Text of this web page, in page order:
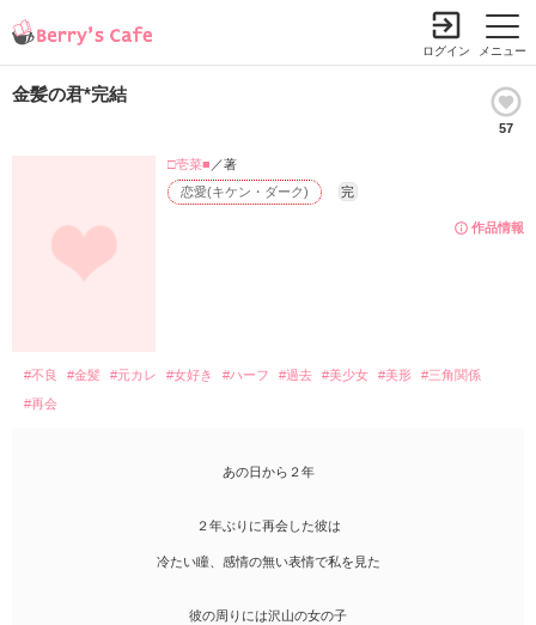
メニュー
ログイン
金髪の君*完結
57
作品情報
恋愛(キケン・ダーク) 完
□壱菜■ ／著
#不良 #金髪 #元カレ #女好き #ハーフ #過去 #美少女 #美形
#三角関係
#再会
あの日から２年
２年ぶりに再会した彼は
冷たい瞳、感情の無い表情で私を見た
彼の周りには沢山の女の子